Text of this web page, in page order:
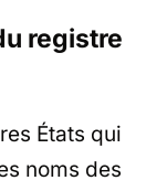
registre
États qui
noms des